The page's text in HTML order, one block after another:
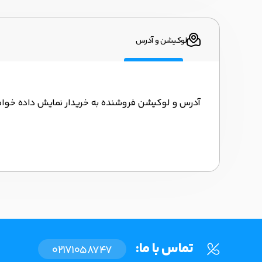
لوکیشن و آدرس
آدرس و لوکیشن فروشنده به خریدار نمایش داده
تماس با ما: 02171058747